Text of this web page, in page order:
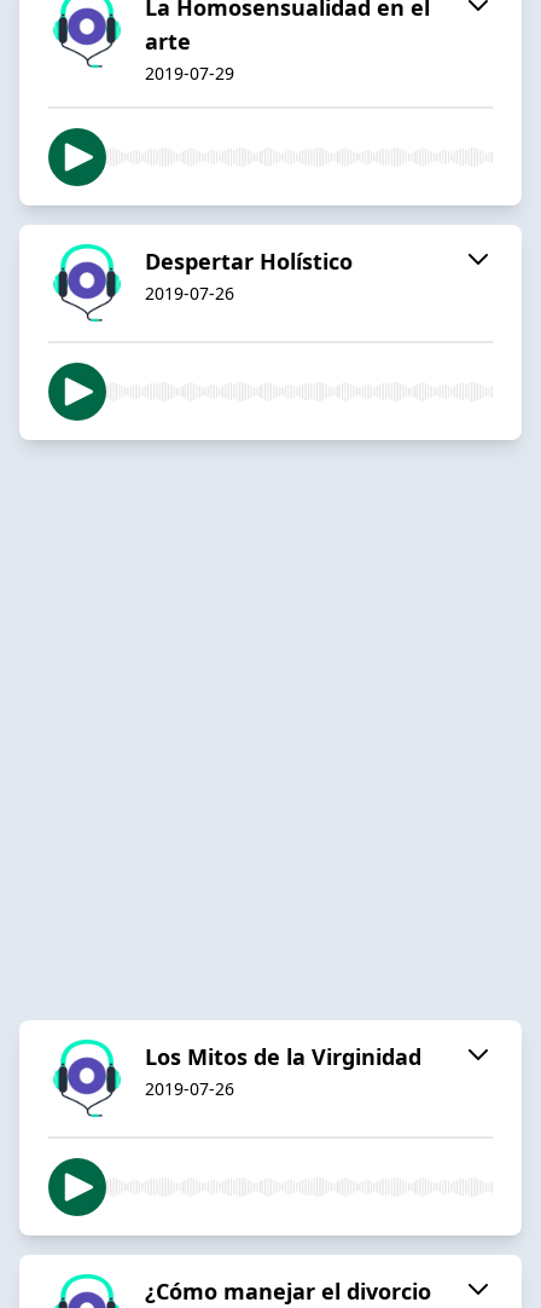
La Homosensualidad en el
arte
2019-07-29
Despertar Holístico
2019-07-26
Los Mitos de la Virginidad
2019-07-26
¿Cómo manejar el divorcio